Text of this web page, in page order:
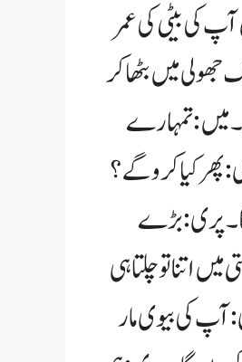
کی بیٹی کی عمر
میں بٹھا کر
میں:تمہارے
کیا کرو گے؟
گا۔ پری:بڑے
اتنا تو چلتا ہی
کی بیوی مار